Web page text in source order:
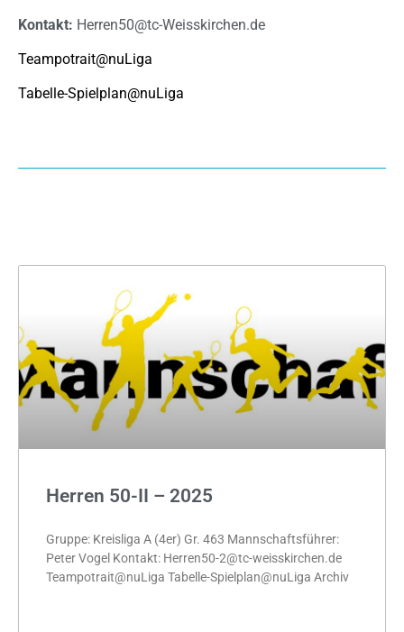
Kontakt: Herren50@tc-Weisskirchen.de
Teampotrait@nuLiga
Tabelle-Spielplan@nuLiga
Herren 50-II – 2025
Gruppe: Kreisliga A (4er) Gr. 463 Mannschaftsführer:
Peter Vogel Kontakt: Herren50-2@tc-weisskirchen.de
Teampotrait@nuLiga Tabelle-Spielplan@nuLiga Archiv